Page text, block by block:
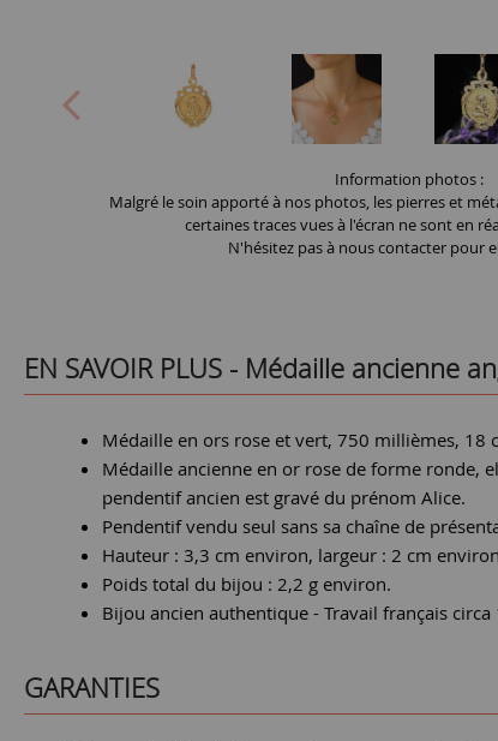
Information photos :
Malgré le soin apporté à nos photos, les pierres et
certaines traces vues à l'écran ne sont en
N'hésitez pas à nous contacter pour
EN SAVOIR PLUS - Médaille ancienne
Médaille en ors rose et vert, 750 millièmes, 18
Médaille ancienne en or rose de forme ronde,
pendentif ancien est gravé du prénom Alice.
Pendentif vendu seul sans sa chaîne de
Hauteur : 3,3 cm environ, largeur : 2 cm
Poids total du bijou : 2,2 g environ.
Bijou ancien authentique - Travail français
GARANTIES